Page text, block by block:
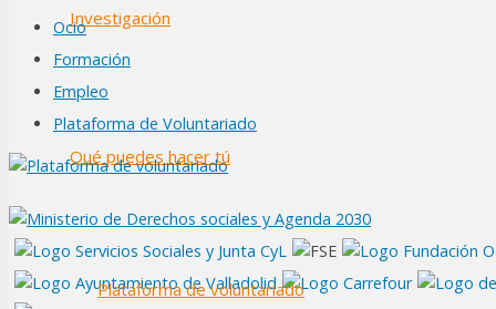
Investigación
Qué puedes hacer tú
Plataforma de voluntariado
Ocio
Formación
Empleo
Plataforma de Voluntariado